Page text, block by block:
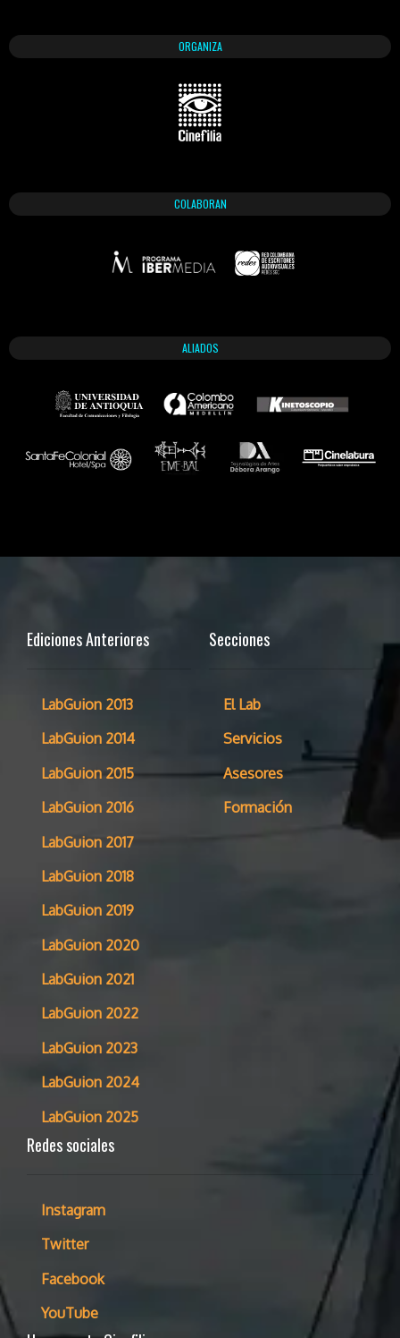
ORGANIZA
COLABORAN
ALIADOS
Ediciones Anteriores
LabGuion 2013
LabGuion 2014
LabGuion 2015
LabGuion 2016
LabGuion 2017
LabGuion 2018
LabGuion 2019
LabGuion 2020
LabGuion 2021
LabGuion 2022
LabGuion 2023
LabGuion 2024
LabGuion 2025
Secciones
El Lab
Servicios
Asesores
Formación
Redes sociales
Instagram
Twitter
Facebook
YouTube